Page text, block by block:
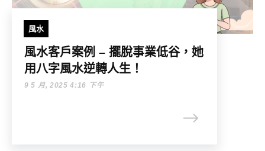
風水
風水客戶案例 – 擺脫事業低谷，她
用八字風水逆轉人生！
9 5 月, 2025 4:16 下午